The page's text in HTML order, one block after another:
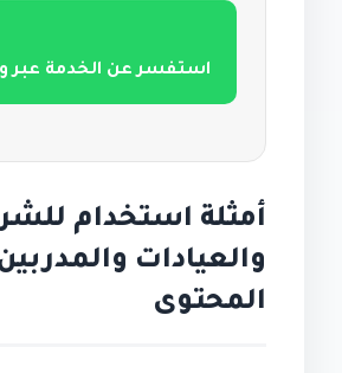
استفسر عن الخدمة عبر
أمثلة استخدام
والعيادات
المحتوى